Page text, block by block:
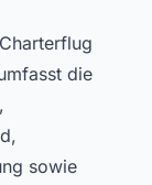
die
sowie